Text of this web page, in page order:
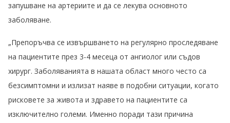
запушване на артериите и да се лекува основното
заболяване.
„Препоръчва се извършването на регулярно проследяване
на пациентите през 3-4 месеца от ангиолог или съдов
хирург. Заболяванията в нашата област много често са
безсимптомни и излизат наяве в подобни ситуации, когато
рисковете за живота и здравето на пациентите са
изключително големи. Именно поради тази причина